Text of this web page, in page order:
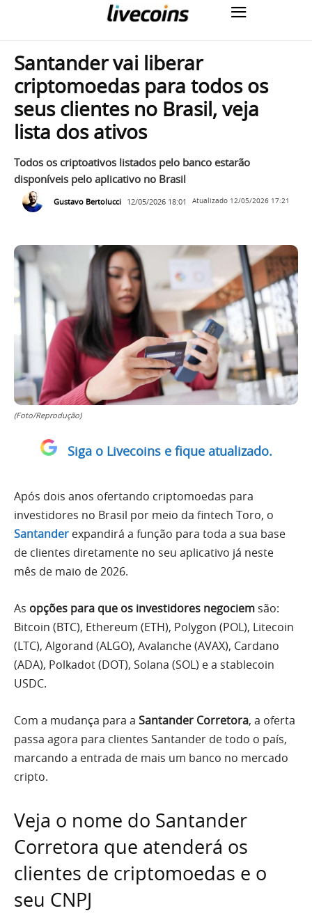
Santander vai liberar
criptomoedas para todos os
seus clientes no Brasil, veja
lista dos ativos
Todos os criptoativos listados pelo banco estarão
disponíveis pelo aplicativo no Brasil
Gustavo Bertolucci 12/05/2026 18:01 Atualizado 12/05/2026 17:21
(Foto/Reprodução)
Siga o Livecoins e fique atualizado.
Após dois anos ofertando criptomoedas para
investidores no Brasil por meio da fintech Toro, o
Santander expandirá a função para toda a sua base
de clientes diretamente no seu aplicativo já neste
mês de maio de 2026.
As opções para que os investidores negociem são:
Bitcoin (BTC), Ethereum (ETH), Polygon (POL), Litecoin
(LTC), Algorand (ALGO), Avalanche (AVAX), Cardano
(ADA), Polkadot (DOT), Solana (SOL) e a stablecoin
USDC.
Com a mudança para a Santander Corretora, a oferta
passa agora para clientes Santander de todo o país,
marcando a entrada de mais um banco no mercado
cripto.
Veja o nome do Santander
Corretora que atenderá os
clientes de criptomoedas e o
seu CNPJ